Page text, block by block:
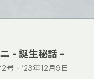
- 誕生秘話 -
2号 - ’23年12月9日